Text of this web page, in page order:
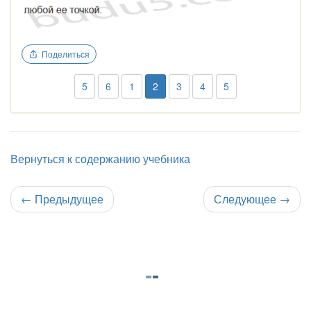
Поделиться
5 6 1 2 3 4 5
Вернуться к содержанию учебника
← Предыдущее Следующее →